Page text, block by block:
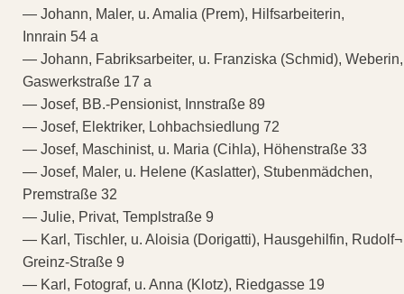
— Johann, Maler, u. Amalia (Prem), Hilfsarbeiterin,
Innrain 54 a
— Johann, Fabriksarbeiter, u. Franziska (Schmid), Weberin,
Gaswerkstraße 17 a
— Josef, BB.-Pensionist, Innstraße 89
— Josef, Elektriker, Lohbachsiedlung 72
— Josef, Maschinist, u. Maria (Cihla), Höhenstraße 33
— Josef, Maler, u. Helene (Kaslatter), Stubenmädchen,
Premstraße 32
— Julie, Privat, Templstraße 9
— Karl, Tischler, u. Aloisia (Dorigatti), Hausgehilfin, Rudolf¬
Greinz-Straße 9
— Karl, Fotograf, u. Anna (Klotz), Riedgasse 19